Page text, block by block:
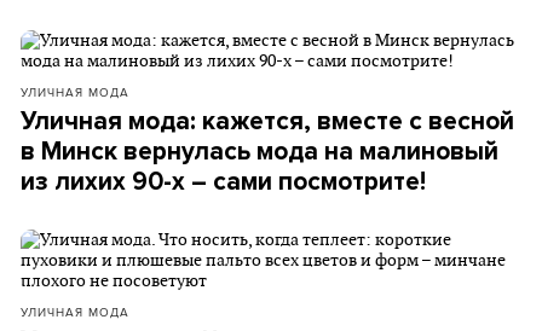
УЛИЧНАЯ МОДА
Уличная мода: кажется, вместе с весной
в Минск вернулась мода на малиновый
из лихих 90-х – сами посмотрите!
УЛИЧНАЯ МОДА